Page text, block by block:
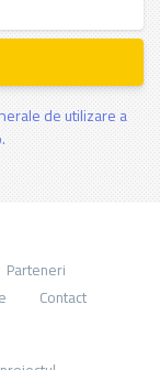
de utilizare a
Parteneri
Contact